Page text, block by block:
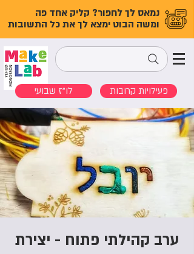
נמאס לך לחפור? קליק אחד פה
ומשה הבוט ימצא לך את כל התשובות
לו"ז שבועי פעילויות קרובות
ערב קהילתי פתוח - יצירת